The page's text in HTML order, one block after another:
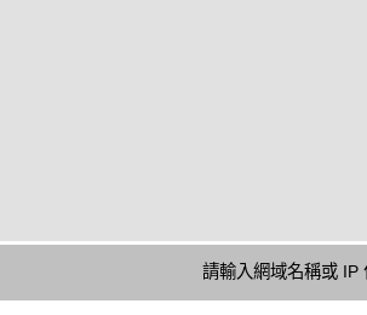
請輸入網域名稱或 IP